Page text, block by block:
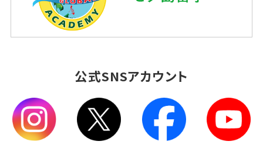
公式SNSアカウント